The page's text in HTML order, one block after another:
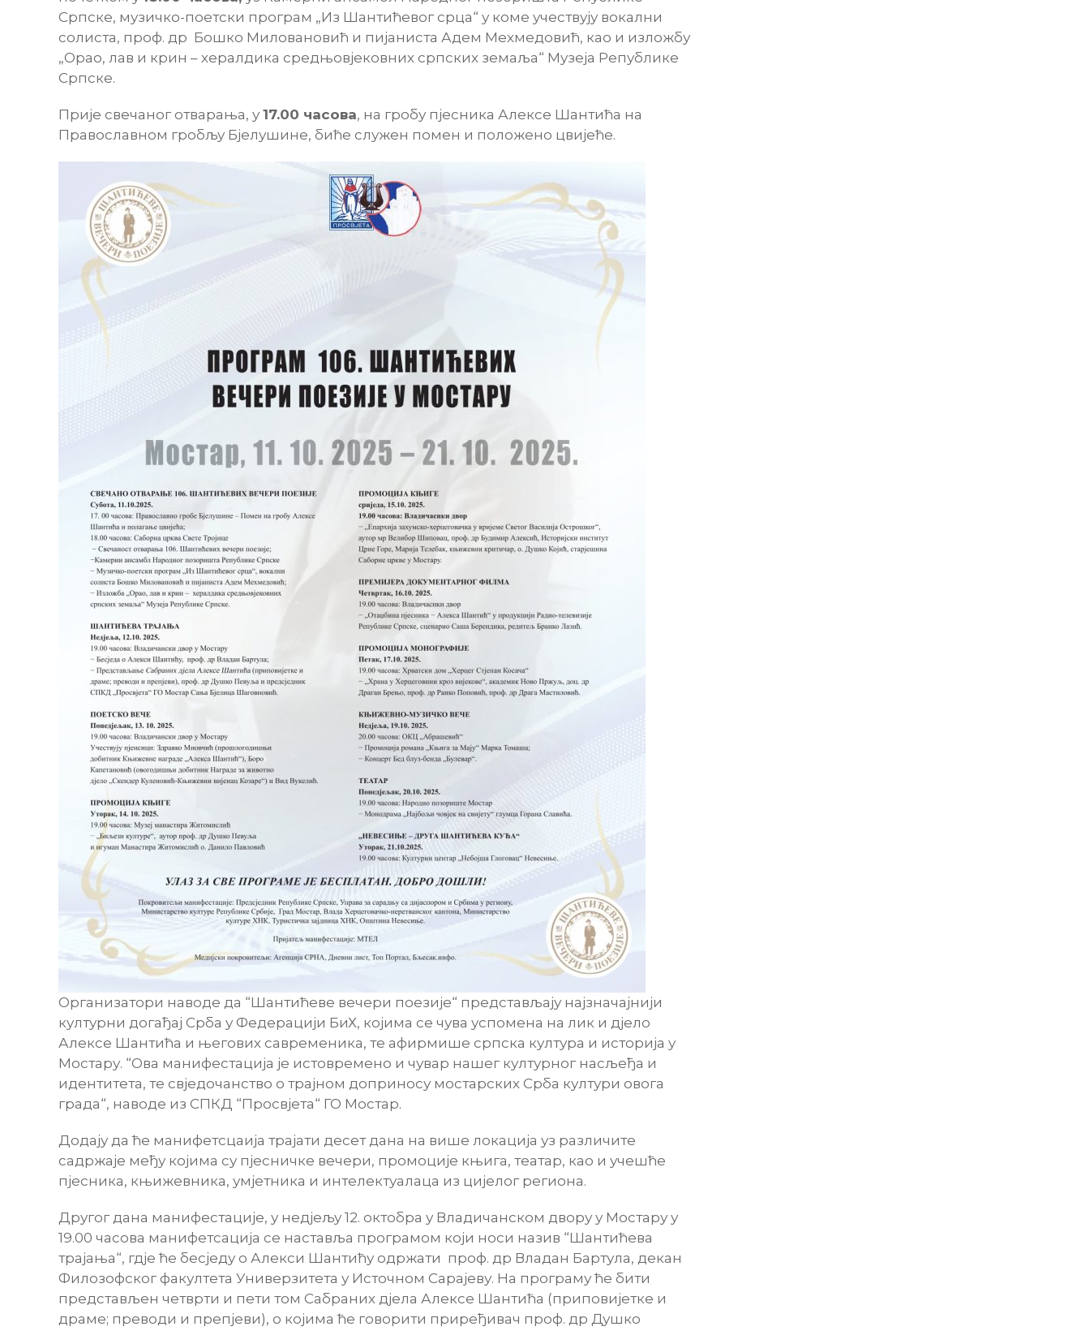
Српске, музичко-поетски програм „Из Шантићевог срца“ у коме учествују вокални
солиста, проф. др Бошко Миловановић и пијаниста Адем Мехмедовић, као и изложбу
„Орао, лав и крин – хералдика средњовјековних српских земаља“ Музеја Републике
Српске.
Прије свечаног отварања, у 17.00 часова, на гробу пјесника Алексе Шантића на
Православном гробљу Бјелушине, биће служен помен и положено цвијеће.
Организатори наводе да “Шантићеве вечери поезије“ представљају најзначајнији
културни догађај Срба у Федерацији БиХ, којима се чува успомена на лик и дјело
Алексе Шантића и његових савременика, те афирмише српска култура и историја у
Мостару. “Ова манифестација је истовремено и чувар нашег културног насљеђа и
идентитета, те свједочанство о трајном доприносу мостарских Срба култури овога
града“, наводе из СПКД “Просвјета“ ГО Мостар.
Додају да ће манифетсцаија трајати десет дана на више локација уз различите
садржаје међу којима су пјесничке вечери, промоције књига, театар, као и учешће
пјесника, књижевника, умјетника и интелектуалаца из цијелог региона.
Другог дана манифестације, у недјељу 12. октобра у Владичанском двору у Мостару у
19.00 часова манифетсација се наставља програмом који носи назив “Шантићева
трајања“, гдје ће бесједу о Алекси Шантићу одржати проф. др Владан Бартула, декан
Филозофског факултета Универзитета у Источном Сарајеву. На програму ће бити
представљен четврти и пети том Сабраних дјела Алексе Шантића (приповијетке и
драме; преводи и препјеви), о којима ће говорити приређивач проф. др Душко